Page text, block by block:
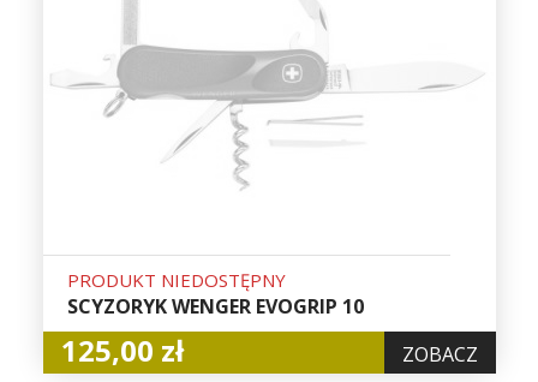
PRODUKT NIEDOSTĘPNY
SCYZORYK WENGER EVOGRIP 10
125,00 zł ZOBACZ